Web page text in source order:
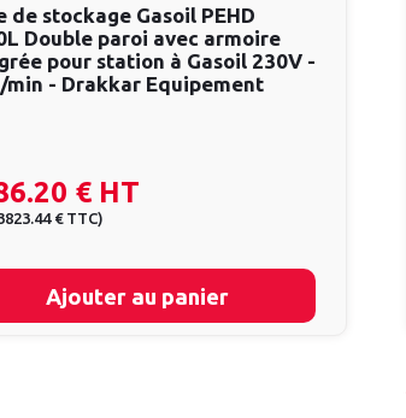
de stockage Gasoil PEHD
Double paroi avec armoire
pour station à Gasoil 230V -
min - Drakkar Equipement
€ HT
€ TTC)
Ajouter au panier